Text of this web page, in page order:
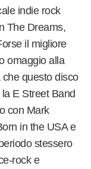
indie rock
The Dreams,
il migliore
omaggio alla
questo disco
E Street Band
con Mark
in the USA e
stessero
rock e